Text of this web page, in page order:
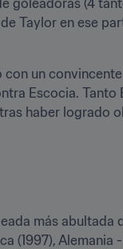
Taylor en ese
un
Escocia. Tanto
haber logrado
más abultada
Alemania -